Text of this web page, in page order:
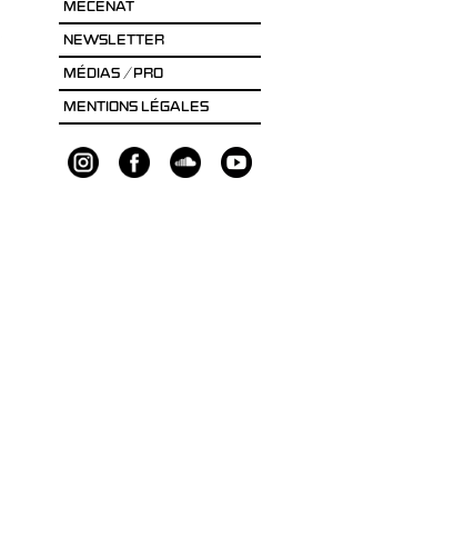
MÉCÉNAT
NEWSLETTER
MÉDIAS / PRO
MENTIONS LÉGALES